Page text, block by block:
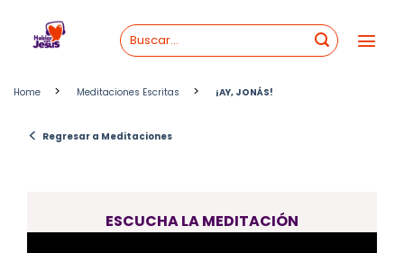
content
Home > Meditaciones Escritas > ¡AY, JONÁS!
< Regresar a Meditaciones
ESCUCHA LA MEDITACIÓN